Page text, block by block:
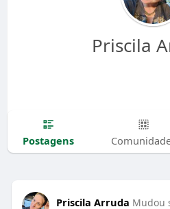
Priscila
Postagens
Priscila Arruda Mudou